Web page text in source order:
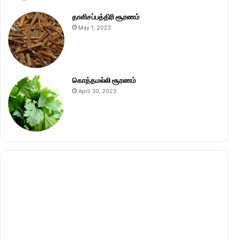
தாளிசப்பத்திரி சூரணம்
May 1, 2023
கொத்தமல்லி சூரணம்
April 30, 2023